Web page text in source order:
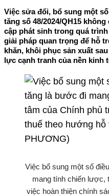
Việc sửa đổi, bổ sung một
tăng số 48/2024/QH15
cập phát sinh trong quá
giải pháp quan trọng để hỗ
khăn, khôi phục sản xuất
lực cạnh tranh của nền kinh
Việc bổ sung một số
mang tính chiến lược,
việc hoàn thiện chính